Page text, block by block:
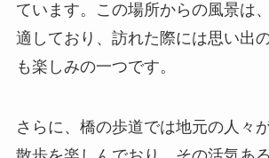
ています。この場所からの風景は
適しており、訪れた際には思い出
も楽しみの一つです。
さらに、橋の歩道では地元の人々